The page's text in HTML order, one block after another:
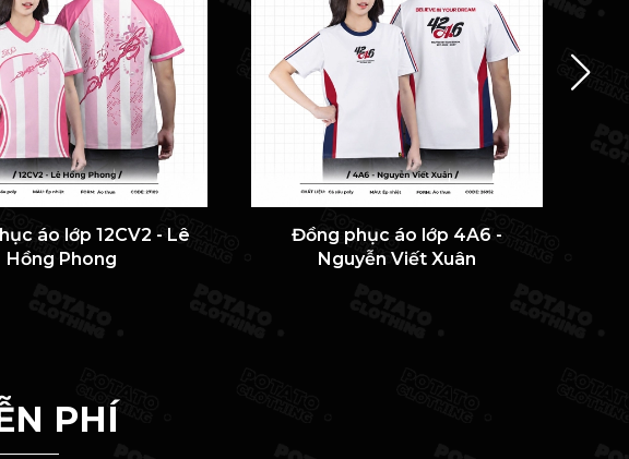
áo lớp 12CV2 - Lê
Hồng Phong
Đồng phục áo lớp 4A6 -
Nguyễn Viết Xuân
PHÍ